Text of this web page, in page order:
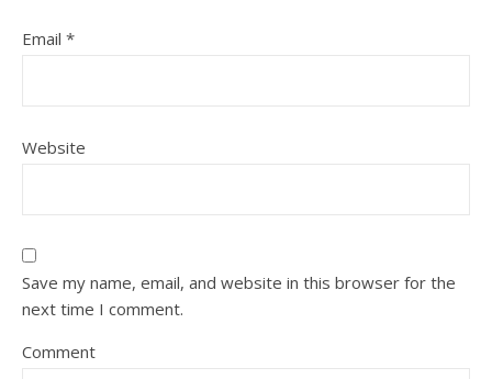
Email *
Website
Save my name, email, and website in this browser for the
next time I comment.
Comment